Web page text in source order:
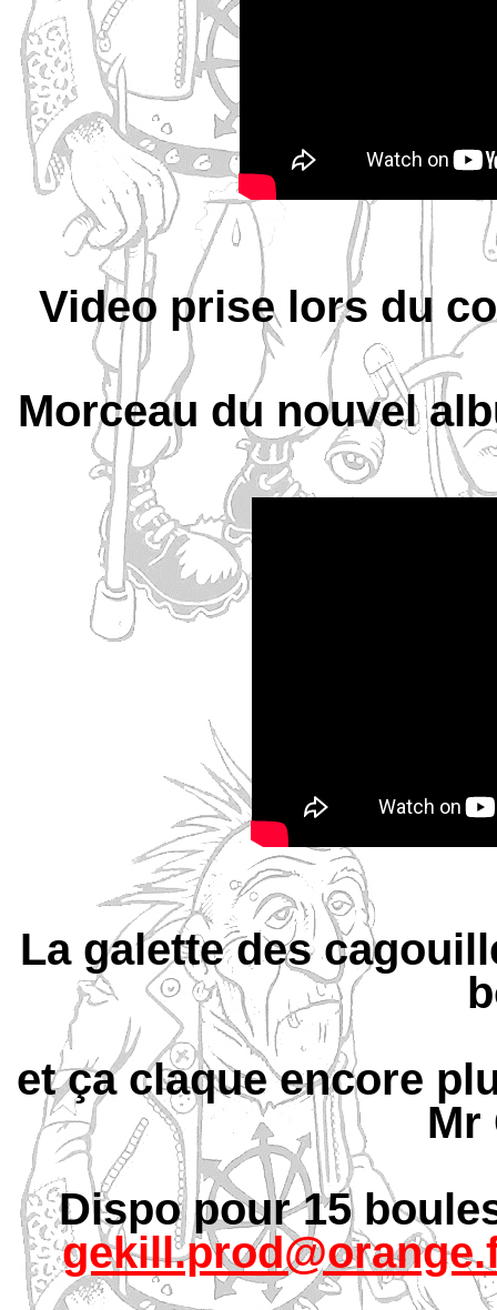
Video prise lors du
Morceau du nouvel
La galette des
et ça claque encore
Mr
Dispo pour 15